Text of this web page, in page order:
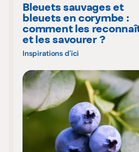
Bleuets sauvages et
bleuets en corymbe :
comment les
et les savourer ?
Inspirations d'ici